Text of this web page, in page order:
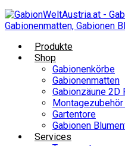
Produkte
Shop
Gabionenkörbe
Gabionenmatten
Gabionzäune 2D
Gartentore
Gabionen
Services